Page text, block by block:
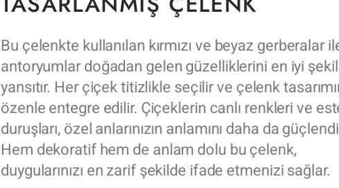
Bu çelenkte kullanılan kırmızı ve beyaz gerberalar
antoryumlar doğadan gelen güzelliklerini en iyi
yansıtır. Her çiçek titizlikle seçilir ve çelenk
özenle entegre edilir. Çiçeklerin canlı renkleri ve
duruşları, özel anlarınızın anlamını daha da
Hem dekoratif hem de anlam dolu bu çelenk,
duygularınızı en zarif şekilde ifade etmenizi sağlar.